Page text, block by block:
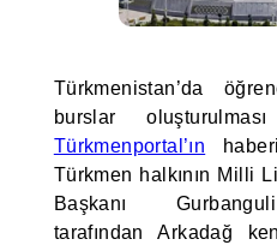
Türkmenistan’da
burslar
Türkmenportal’ın
Türkmen halkının Milli
Başkanı
tarafından Arkadağ